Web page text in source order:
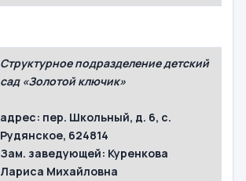
Структурное подразделение детский
сад «Золотой ключик»
адрес: пер. Школьный, д. 6, с.
Рудянское, 624814
Зам. заведующей: Куренкова
Лариса Михайловна